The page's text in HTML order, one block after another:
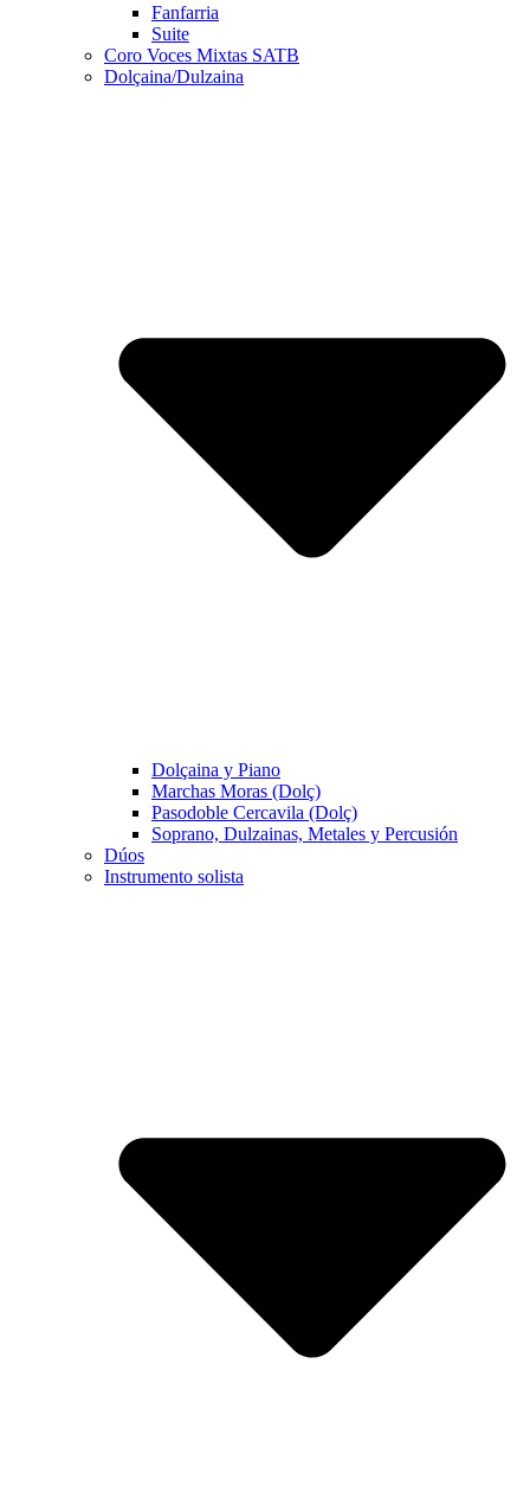
Fanfarria
Suite
Coro Voces Mixtas SATB
Dolçaina/Dulzaina
Dolçaina y Piano
Marchas Moras (Dolç)
Pasodoble Cercavila (Dolç)
Soprano, Dulzainas, Metales y Percusión
Dúos
Instrumento solista